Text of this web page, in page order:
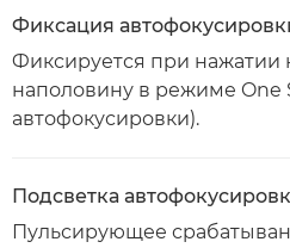
Фиксация
Фиксируется при нажатии
наполовину в режиме One
автофокусировки).
Подсветка
Пульсирующее